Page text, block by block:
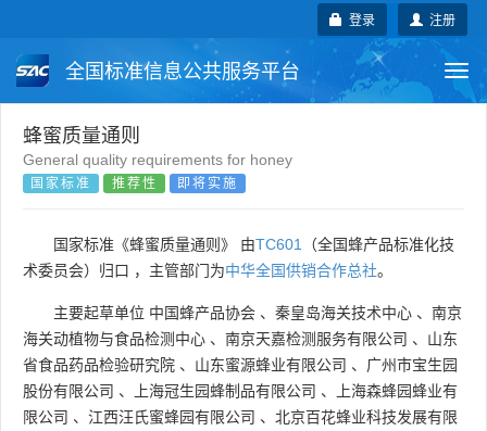
注册
登录
全国标准信息公共服务平台
国家标准
团体标准 企业标准
国外标准 技术委员会
蜂蜜质量通则
General quality requirements for honey
国家标准 推荐性 即将实施
国家标准《蜂蜜质量通则》 由TC601
（全国蜂产品标准化技
术委员会）归口 ，主管部门为中华全国供销合作总社。
主要起草单位 中国蜂产品协会 、 秦皇岛海关技术中心 、 南京
海关动植物与食品检测中心 、 南京天嘉检测服务有限公司 、 山东
省食品药品检验研究院 、 山东蜜源蜂业有限公司 、 广州市宝生园
股份有限公司 、 上海冠生园蜂制品有限公司 、
上海森蜂园蜂业有
限公司 、 江西汪氏蜜蜂园有限公司 、 北京百花蜂业科技发展有限